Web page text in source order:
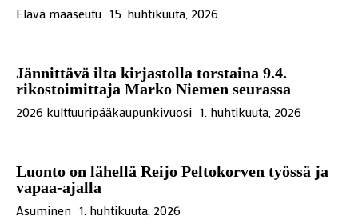
Elävä maaseutu 15. huhtikuuta, 2026
Jännittävä ilta kirjastolla torstaina 9.4.
rikostoimittaja Marko Niemen seurassa
2026 kulttuuripääkaupunkivuosi 1. huhtikuuta, 2026
Luonto on lähellä Reijo Peltokorven työssä ja
vapaa-ajalla
Asuminen 1. huhtikuuta, 2026